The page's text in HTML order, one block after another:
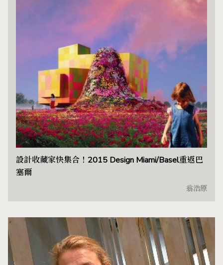
設計收藏家快集合！2015 Design Miami/Basel重返巴
塞爾
翁浩原